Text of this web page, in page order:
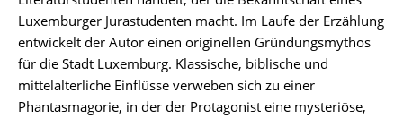
Luxemburger Jurastudenten macht. Im Laufe der Erzählung
entwickelt der Autor einen originellen Gründungsmythos
für die Stadt Luxemburg. Klassische, biblische und
mittelalterliche Einflüsse verweben sich zu einer
Phantasmagorie, in der der Protagonist eine mysteriöse,